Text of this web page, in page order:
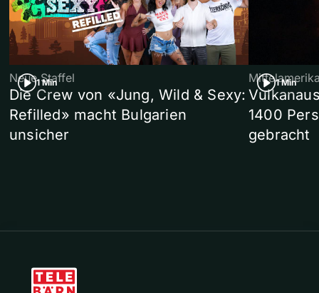
1 Min
Neue Staffel
Die Crew von «Jung, Wild & Sexy:
Refilled» macht Bulgarien
unsicher
1 Min
1400
gebracht